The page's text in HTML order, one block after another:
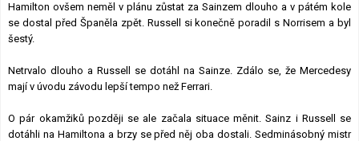
Hamilton ovšem neměl v plánu zůstat za Sainzem dlouho a v pátém kole
se dostal před Španěla zpět. Russell si konečně poradil s Norrisem a byl
šestý.
Netrvalo dlouho a Russell se dotáhl na Sainze. Zdálo se, že Mercedesy
mají v úvodu závodu lepší tempo než Ferrari.
O pár okamžiků později se ale začala situace měnit. Sainz i Russell se
dotáhli na Hamiltona a brzy se před něj oba dostali. Sedminásobný mistr